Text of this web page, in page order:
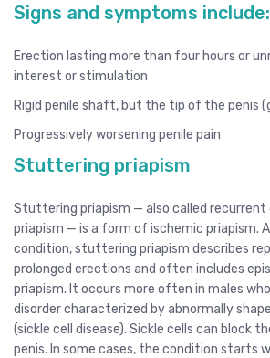
Signs and symptoms include:
Erection lasting more than four hours or
interest or stimulation
Rigid penile shaft, but the tip of the penis
Progressively worsening penile pain
Stuttering priapism
Stuttering priapism — also called
priapism — is a form of ischemic priapism.
condition, stuttering priapism describes
prolonged erections and often includes
priapism. It occurs more often in males
disorder characterized by abnormally
(sickle cell disease). Sickle cells can block
penis. In some cases, the condition starts